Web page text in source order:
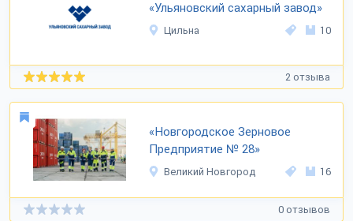
«Ульяновский сахарный завод»
Цильна 10
2 отзыва
«Новгородское Зерновое
Предприятие № 28»
Великий Новгород 16
0 отзывов